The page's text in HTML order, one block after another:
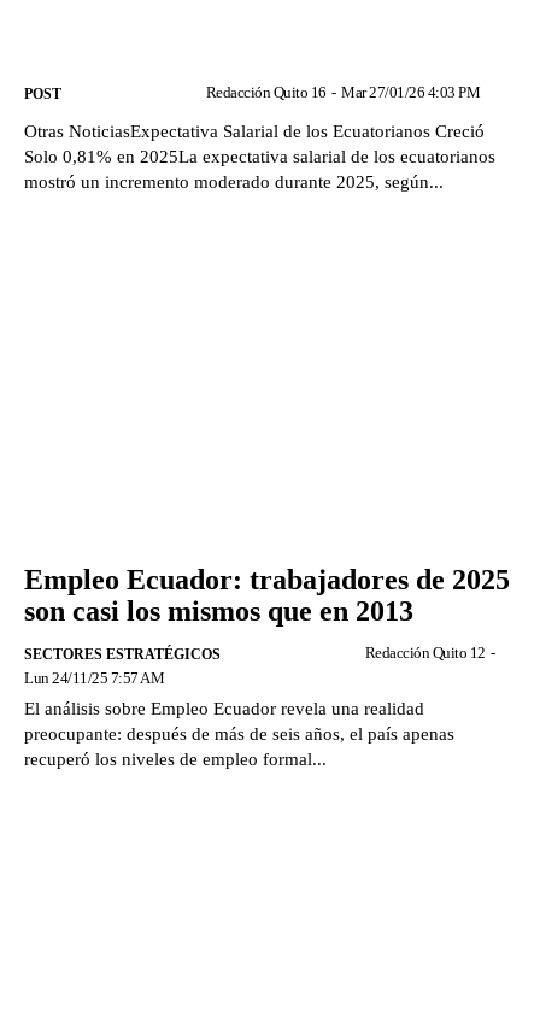
POST Redacción Quito 16 - Mar 27/01/26 4:03 PM
Otras NoticiasExpectativa Salarial de los Ecuatorianos Creció
Solo 0,81% en 2025La expectativa salarial de los ecuatorianos
mostró un incremento moderado durante 2025, según...
Empleo Ecuador: trabajadores de 2025
son casi los mismos que en 2013
SECTORES ESTRATÉGICOS Redacción Quito 12 -
Lun 24/11/25 7:57 AM
El análisis sobre Empleo Ecuador revela una realidad
preocupante: después de más de seis años, el país apenas
recuperó los niveles de empleo formal...